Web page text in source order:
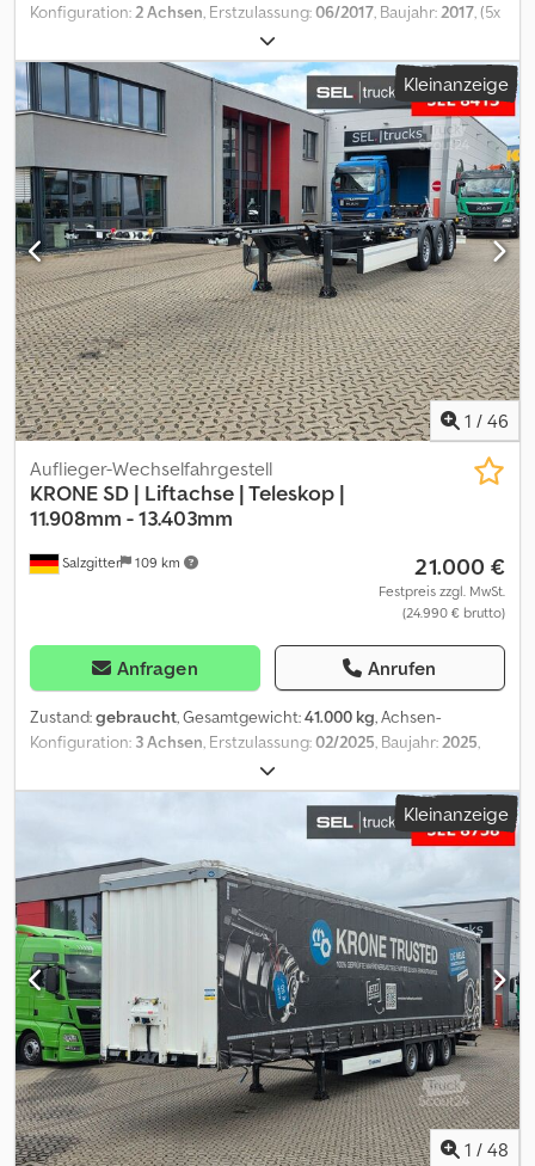
Konfiguration:2 Achsen, Erstzulassung:06/2017, Baujahr:2017, (5x
vorhanden/ 5 Units aviable) Codpfxezbwacj Abgerf Alle Angaben
ohne Gewähr.
Kleinanzeige
1 / 46
Salzgitter 109 km
Auflieger-Wechselfahrgestell
KRONE SD | Liftachse | Teleskop |
11.908mm - 13.403mm
21.000 €
Festpreis zzgl. MwSt.
(24.990 € brutto)
Anfragen Anrufen
Zustand:gebraucht, Gesamtgewicht:41.000 kg, Achsen-
Konfiguration: 3 Achsen , Erstzulassung:02/2025 , Baujahr: 2025
===== GERMAN Crjdozr Dbmopfx Abgef ===== Besuchen Sie
unsere Webseite , wo Sie unseren kompletten Fahrzeugbestand
mit vielen weiteren Fotos und Informationen in mehreren
Sprachen finden. SEL 8413 Krone SD Liftachse | Teleskop |
11.908mm - 13.403mm ÜBERSICHT Erstzulassung: 18.02.2025
Baujahr: 24.01.2025 Zulassungsland: Deutschland 1. Hand
SPEZIFIKATIONEN . (kg): 41.000 . (kg): 41.000 Leergewicht (kg): 5.240
FIN: WKESD000001186987 BEREIFUNG UND ACHSEN
Achsenkonfiguration: 3 Achsen Achse 1: 385/55 R 22,5 |
Luftfederung | Scheibenbremse | Krone | Liftachse Achse 2:
385/55 R 22,5 | Luftfederung | Scheibenbremse | Krone Achse 3:
385/55 R 22,5 | Luftfederung | Scheibenbremse | Krone ANDERE
SPEZIFIKATIONEN Teleskop 20- und 40-Fuß-Container
FAHRZEUGUNTERLAGEN & INSPEKTION Fahrzeugpapiere:
Deutschland Schein Brief COC Zusätzliche Dokumente auf
Anfrage gegen Aufpreis. Unsere Fahrzeuge werden im IST-
Kleinanzeige
1 / 48